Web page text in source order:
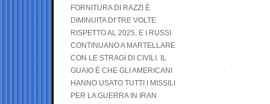
FORNITURA DI RAZZI È
DIMINUITA DI TRE VOLTE
RISPETTO AL 2025, E I RUSSI
CONTINUANO A MARTELLARE
CON LE STRAGI DI CIVILI. IL
GUAIO È CHE GLI AMERICANI
HANNO USATO TUTTI I MISSILI
PER LA GUERRA IN IRAN